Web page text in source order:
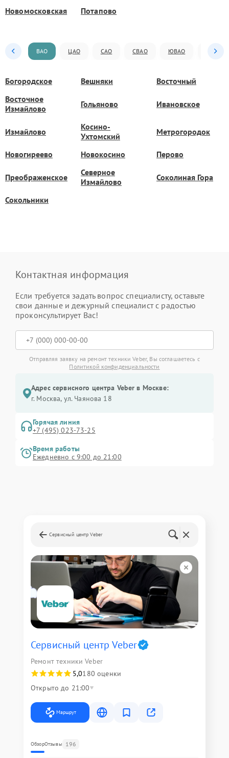
Новомосковская Потапово
ВАО ЦАО САО СВАО ЮВАО ЮАО
Богородское Вешняки
Восточный
Восточное
Измайлово
Гольяново Ивановское
Измайлово
Косино-
Ухтомский
Метрогородок
Новогиреево Новокосино Перово
Преображенское
Северное
Измайлово
Соколиная Гора
Сокольники
Контактная информация
Если требуется задать вопрос специалисту, оставьте
свои данные и дежурный специалист с радостью
проконсультирует Вас!
Отправляя заявку на ремонт техники Veber, Вы соглашаетесь с
Политикой конфиденциальности
Адрес сервисного центра Veber в Москве:
г. Москва, ул. Чаянова 18
Горячая линия
+7 (495) 023-73-25
Время работы
Ежедневно с 9:00 до 21:00
Сервисный центр Veber
Сервисный центр Veber
Ремонт техники Veber
5,0180 оценки
Открыто до 21:00
Маршрут
ОбзорОтзывы 196